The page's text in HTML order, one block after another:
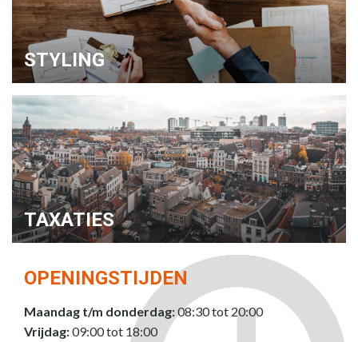
STYLING
TAXATIES
OPENINGSTIJDEN
Maandag t/m donderdag:08:30 tot 20:00
Vrijdag:09:00 tot 18:00